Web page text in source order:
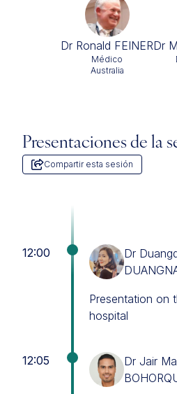
Dr Ronald FEINER
Médico
Australia
Dr
Presentaciones de la
Compartir esta sesión
12:00
Dr
Presentation on
hospital
12:05
Dr Jair